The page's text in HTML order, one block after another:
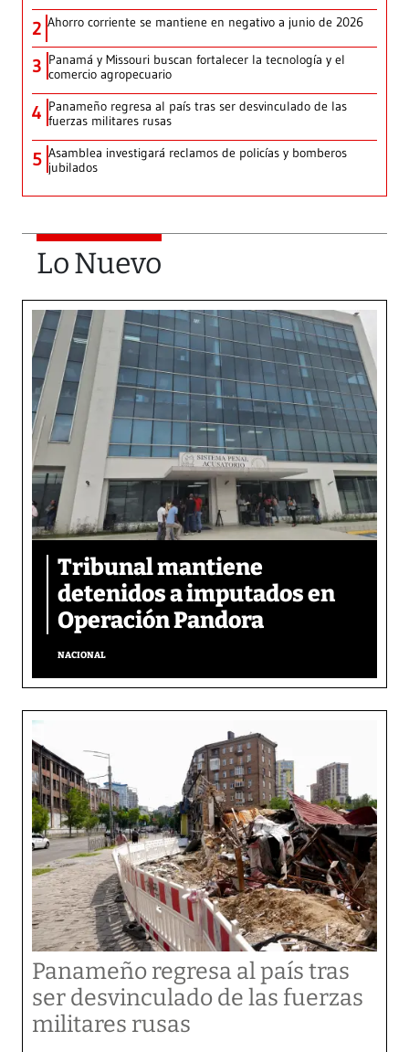
2 Ahorro corriente se mantiene en negativo a junio de 2026
3 Panamá y Missouri buscan fortalecer la tecnología y el
comercio agropecuario
4 Panameño regresa al país tras ser desvinculado de las
fuerzas militares rusas
5 Asamblea investigará reclamos de policías y bomberos
jubilados
Lo Nuevo
Tribunal mantiene
detenidos a imputados en
Operación Pandora
NACIONAL
Panameño regresa al país tras
ser desvinculado de las fuerzas
militares rusas